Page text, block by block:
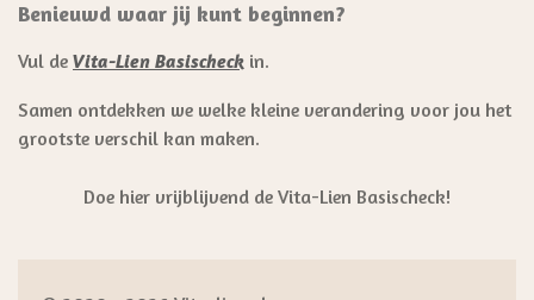
Benieuwd waar jij kunt beginnen?
Vul de Vita-Lien Basischeck in.
Samen ontdekken we welke kleine verandering voor jou het
grootste verschil kan maken.
Doe hier vrijblijvend de Vita-Lien Basischeck!